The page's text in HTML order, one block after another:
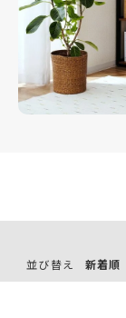
並び替え 新着順